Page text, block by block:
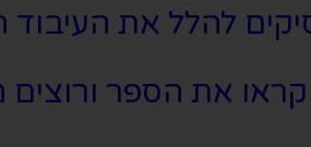
להלל את העיבוד
את הספר